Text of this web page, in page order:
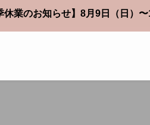
休業のお知らせ】8月9日（日）